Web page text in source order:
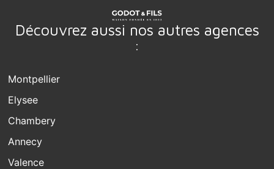
Découvrez aussi nos autres agences
:
Montpellier
Elysee
Chambery
Annecy
Valence